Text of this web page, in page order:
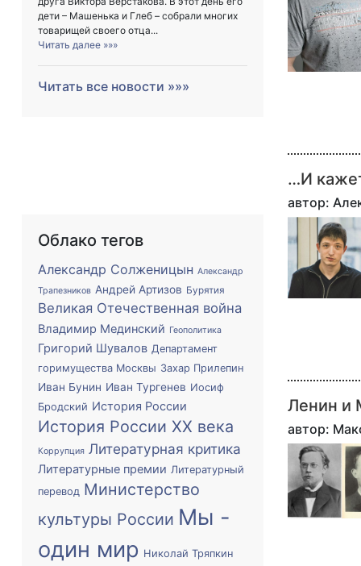
дети – Машенька и Глеб – собрали многих
товарищей своего отца...
Читать далее »»»
Читать все новости »»»
Облако тегов
Александр Солженицын Александр
Трапезников Андрей Артизов Бурятия
Великая Отечественная война
Владимир Мединский Геополитика
Григорий Шувалов Департамент
горимущества Москвы Захар Прилепин
Иван Бунин Иван Тургенев Иосиф
Бродский История России
История России XX века
Коррупция Литературная критика
Литературные премии Литературный
перевод Министерство
культуры России Мы -
один мир Николай Тряпкин
…И
автор:
Ленин и
автор: